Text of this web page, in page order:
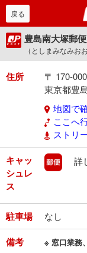
戻る
豊島南大塚郵
（としまみなみお
住所
〒 170-
東京都豊
地図で
ここへ
ストリ
キャッ
シュレ
ス
郵便
詳
駐車場 なし
備考 ※ 窓口業務